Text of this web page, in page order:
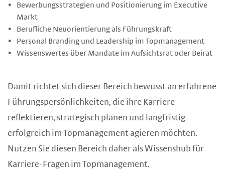
Bewerbungsstrategien und Positionierung im Executive
Markt
Berufliche Neuorientierung als Führungskraft
Personal Branding und Leadership im Topmanagement
Wissenswertes über Mandate im Aufsichtsrat oder Beirat
Damit richtet sich dieser Bereich bewusst an erfahrene
Führungspersönlichkeiten, die ihre Karriere
reflektieren, strategisch planen und langfristig
erfolgreich im Topmanagement agieren möchten.
Nutzen Sie diesen Bereich daher als Wissenshub für
Karriere-Fragen im Topmanagement.